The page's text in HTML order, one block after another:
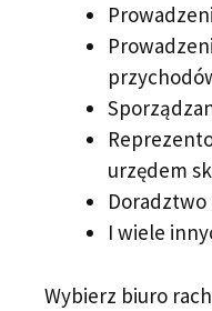
urzędem
I wiele
Wybierz biuro